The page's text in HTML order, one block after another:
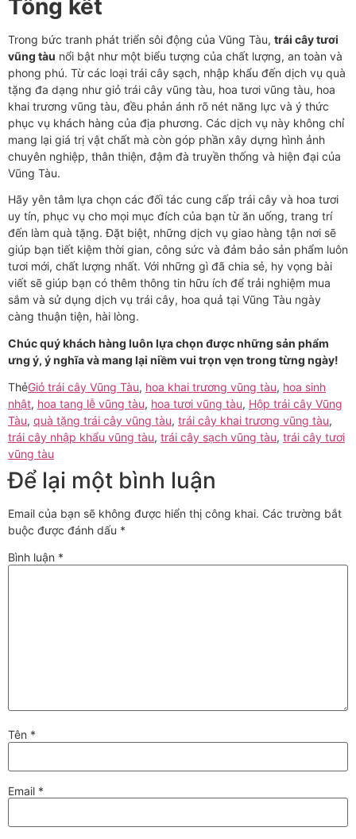
Tổng kết
Trong bức tranh phát triển sôi động của Vũng Tàu, trái cây tươi
vũng tàu nổi bật như một biểu tượng của chất lượng, an toàn và
phong phú. Từ các loại trái cây sạch, nhập khẩu đến dịch vụ quà
tặng đa dạng như giỏ trái cây vũng tàu, hoa tươi vũng tàu, hoa
khai trương vũng tàu, đều phản ánh rõ nét năng lực và ý thức
phục vụ khách hàng của địa phương. Các dịch vụ này không chỉ
mang lại giá trị vật chất mà còn góp phần xây dựng hình ảnh
chuyên nghiệp, thân thiện, đậm đà truyền thống và hiện đại của
Vũng Tàu.
Hãy yên tâm lựa chọn các đối tác cung cấp trái cây và hoa tươi
uy tín, phục vụ cho mọi mục đích của bạn từ ăn uống, trang trí
đến làm quà tặng. Đặt biệt, những dịch vụ giao hàng tận nơi sẽ
giúp bạn tiết kiệm thời gian, công sức và đảm bảo sản phẩm luôn
tươi mới, chất lượng nhất. Với những gì đã chia sẻ, hy vọng bài
viết sẽ giúp bạn có thêm thông tin hữu ích để trải nghiệm mua
sắm và sử dụng dịch vụ trái cây, hoa quả tại Vũng Tàu ngày
càng thuận tiện, hài lòng.
Chúc quý khách hàng luôn lựa chọn được những sản phẩm
ưng ý, ý nghĩa và mang lại niềm vui trọn vẹn trong từng ngày!
ThẻGiỏ trái cây Vũng Tàu, hoa khai trương vũng tàu, hoa sinh
nhật, hoa tang lễ vũng tàu, hoa tươi vũng tàu, Hộp trái cây Vũng
Tàu, quà tặng trái cây vũng tàu, trái cây khai trương vũng tàu,
trái cây nhập khẩu vũng tàu, trái cây sạch vũng tàu, trái cây tươi
vũng tàu
Để lại một bình luận
Email của bạn sẽ không được hiển thị công khai. Các trường bắt
buộc được đánh dấu *
Bình luận *
Tên *
Email *